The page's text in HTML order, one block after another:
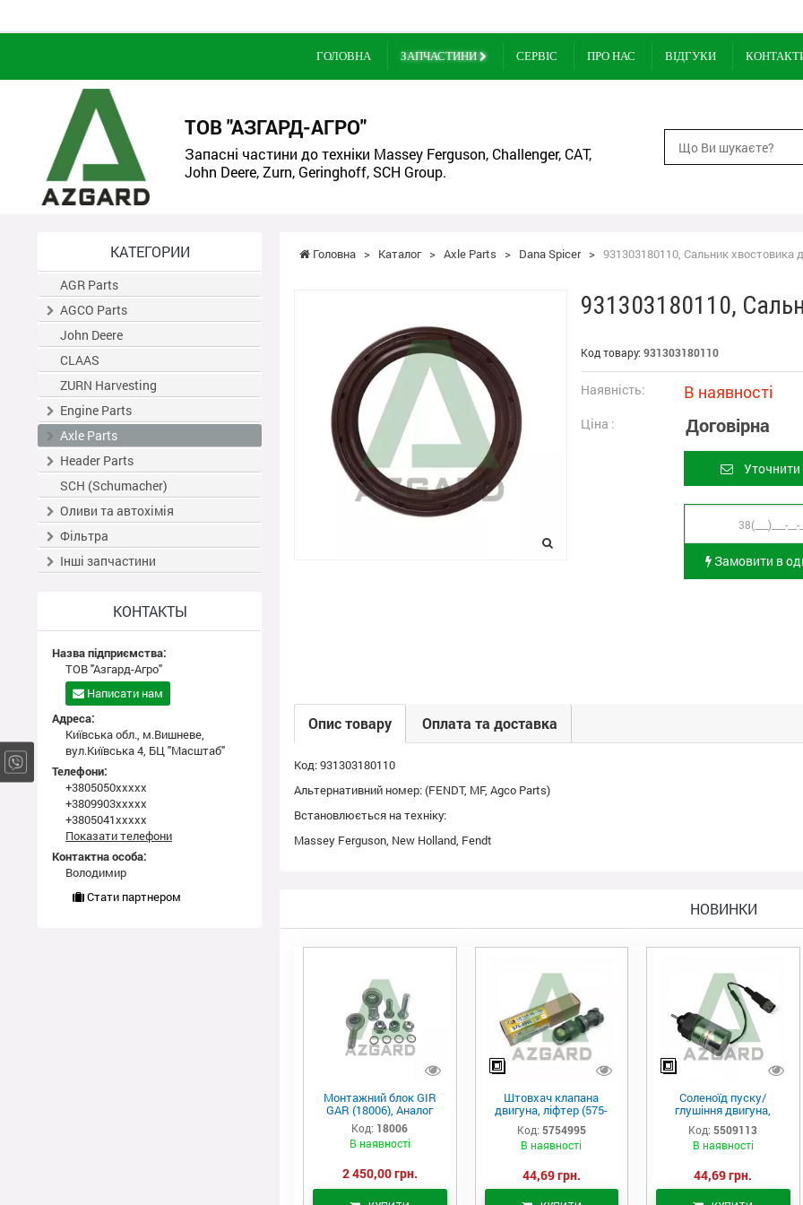
ГОЛОВНА ЗАПЧАСТИНИ СЕРВІС ПРО НАС ВІДГУКИ
ТОВ "АЗГАРД-АГРО"
Запасні частини до техніки Massey Ferguson, Challenger, CAT,
John Deere, Zurn, Geringhoff, SCH Group.
Головна > Каталог > Axle Parts > Dana Spicer > 931303180110, Сальник хвостовика
931303180110,
Код товару: 931303180110
Наявність: В наявності
Ціна : Договірна
Уточнити
Замовити в
Опис товару Оплата та доставка
Код: 931303180110
Альтернативний номер: (FENDT, MF, Agco Parts)
Встановлюється на техніку:
Massey Ferguson, New Holland, Fendt
НОВИНКИ
Монтажний блок GIR
GAR (18006), Аналог
Код: 18006
В наявності
2 450,00 грн.
Штовхач клапана
двигуна, ліфтер (575-
4995)
Код: 5754995
В наявності
44,69 грн.
Соленоїд пуску/
глушіння двигуна,
актуатор (550-9113)
Код: 5509113
В наявності
44,69 грн.
КАТЕГОРИИ
AGR Parts
AGCO Parts
John Deere
CLAAS
ZURN Harvesting
Engine Parts
Axle Parts
Header Parts
SCH (Schumacher)
Оливи та автохімія
Фільтра
Інші запчастини
КОНТАКТЫ
Назва підприємства:
ТОВ "Азгард-Агро"
Написати нам
Адреса:
Київська обл., м.Вишневе,
вул.Київська 4, БЦ "Масштаб"
Телефони:
+3805050xxxxx
+3809903xxxxx
+3805041xxxxx
Показати телефони
Контактна особа:
Володимир
Стати партнером